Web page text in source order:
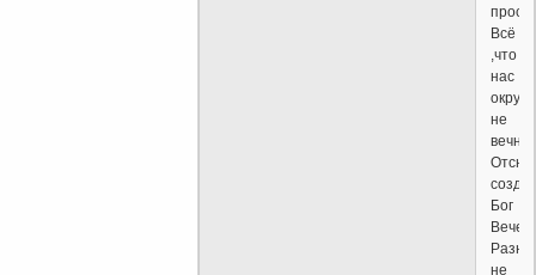
Всё
,что
нас
не
Бог
не